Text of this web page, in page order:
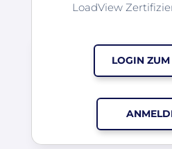
LoadView
LOGIN